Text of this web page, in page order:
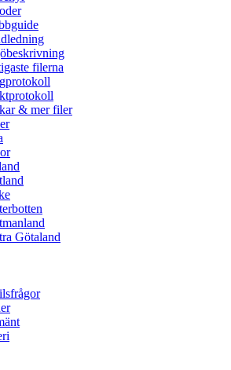
filerna
& mer filer
Götaland